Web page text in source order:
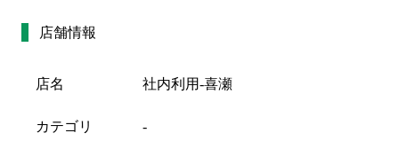
店舗情報
店名 社内利用‐喜瀬
カテゴリ -